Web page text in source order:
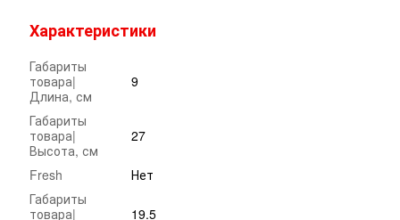
Характеристики
Габариты
товара|
Длина, см
9
Габариты
товара|
Высота, см
27
Fresh
Нет
Габариты
товара|
19.5